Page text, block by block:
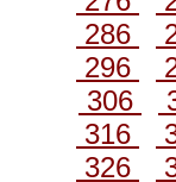
286
296
306
316
326